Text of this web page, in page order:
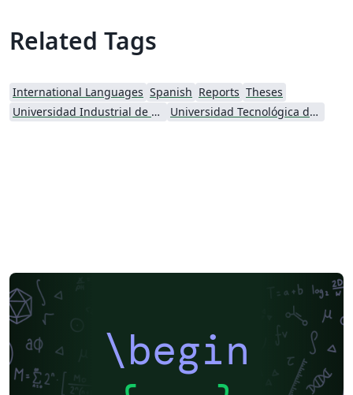
Related Tags
International Languages Spanish Reports Theses
Universidad Industrial de Santander (UIS)
Universidad Tecnológica de Pereira
\begin